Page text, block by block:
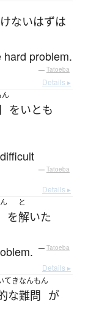
ないはずは
problem.
— Tatoeba
Details ▸
ん
をいとも
— Tatoeba
Details ▸
を
と
解いた
— Tatoeba
Details ▸
てき
な
なんもん
難問 が